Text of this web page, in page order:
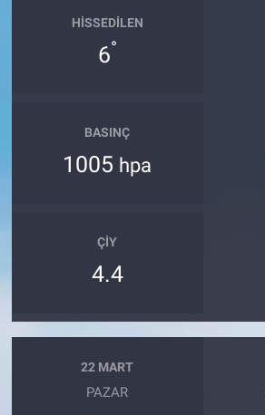
HISSEDILEN
6°
BASINÇ
1005 hpa
ÇIY
4.4
22 MART
PAZAR